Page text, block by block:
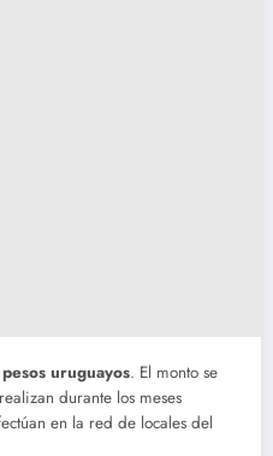
uruguayos. El monto se
durante los meses
en la red de locales del